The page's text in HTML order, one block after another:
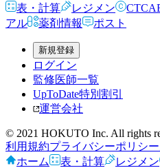
表・計算
レジメン
アル
薬剤情報 ポスト
新規登録
ログイン
監修医師一覧
UpToDate特別割引
運営会社
© 2021 HOKUTO Inc. All rights
利用規約プライバシーポリシー
ホーム
表・計算 レジメン